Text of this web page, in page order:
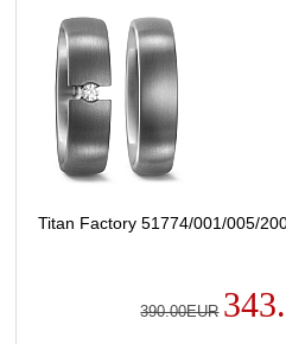
Titan Factory 51774/001/005/
390.00EUR